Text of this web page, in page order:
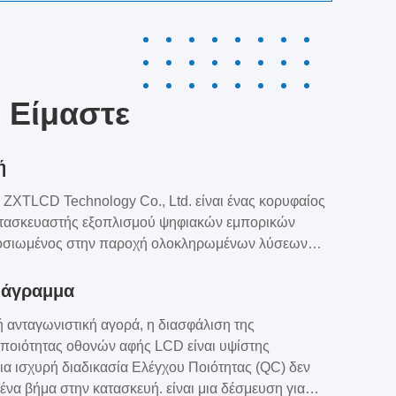
Είμαστε
Technology Co., Ltd. είναι ένας κορυφαίος
εξοπλισμού ψηφιακών εμπορικών
στην παροχή ολοκληρωμένων λύσεων
έχει επεκτείνει τις δραστηριότητές της από την
με περισσότερους από χίλιους συνεργάτες.Η
σταθερά τη φιλοσοφία «προσανατολισμός στον
πρώτη», δεσμευόμενη στην ανώτε...
ανταγωνιστική αγορά, η διασφάλιση της
οθονών αφής LCD είναι υψίστης
ισχυρή διαδικασία Ελέγχου Ποιότητας (QC) δεν
βήμα στην κατασκευή. είναι μια δέσμευση για